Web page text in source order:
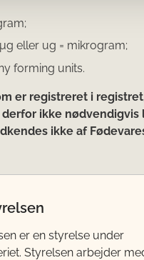
eller ug = mikrogram;
forming units.
er registreret i
ikke nødvendigvis
ikke af
er en styrelse under
Styrelsen arbejder